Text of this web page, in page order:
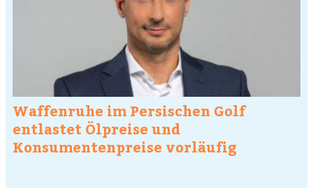
Waffenruhe im Persischen Golf
entlastet Ölpreise und
Konsumentenpreise vorläufig